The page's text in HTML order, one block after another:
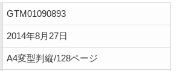
GTM01090893
2014年8月27日
A4変型判縦/128ページ